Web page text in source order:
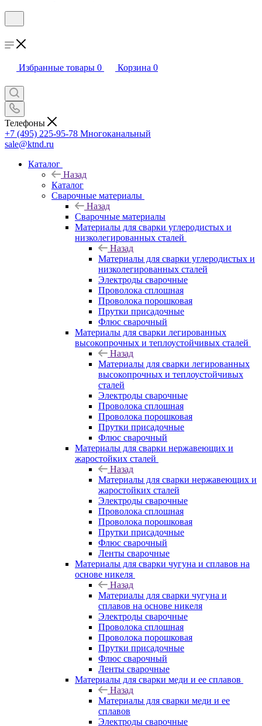
Избранные товары 0 Корзина 0
Телефоны
+7 (495) 225-95-78 Многоканальный
sale@ktnd.ru
Каталог
Назад
Каталог
Сварочные материалы
Назад
Сварочные материалы
Материалы для сварки углеродистых и
низколегированных сталей
Назад
Материалы для сварки углеродистых и
низколегированных сталей
Электроды сварочные
Проволока сплошная
Проволока порошковая
Прутки присадочные
Флюс сварочный
Материалы для сварки легированных
высокопрочных и теплоустойчивых сталей
Назад
Материалы для сварки легированных
высокопрочных и теплоустойчивых
сталей
Электроды сварочные
Проволока сплошная
Проволока порошковая
Прутки присадочные
Флюс сварочный
Материалы для сварки нержавеющих и
жаростойких сталей
Назад
Материалы для сварки нержавеющих и
жаростойких сталей
Электроды сварочные
Проволока сплошная
Проволока порошковая
Прутки присадочные
Флюс сварочный
Ленты сварочные
Материалы для сварки чугуна и сплавов на
основе никеля
Назад
Материалы для сварки чугуна и
сплавов на основе никеля
Электроды сварочные
Проволока сплошная
Проволока порошковая
Прутки присадочные
Флюс сварочный
Ленты сварочные
Материалы для сварки меди и ее сплавов
Назад
Материалы для сварки меди и ее
сплавов
Электроды сварочные